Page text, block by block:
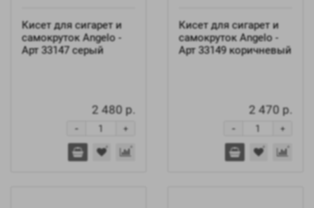
Кисет для сигарет и
самокруток Angelo -
Арт 33147 серый
2 480 р.
+
-
Кисет для сигарет и
самокруток Angelo -
Арт 33149 коричневый
2 470 р.
+
-